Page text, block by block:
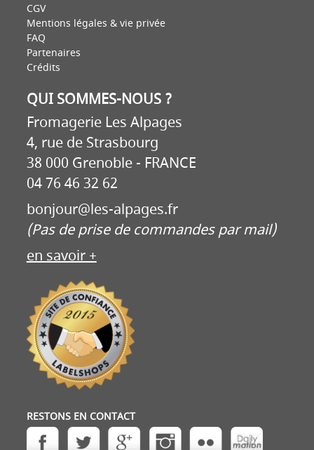
CGV
Mentions légales & vie privée
FAQ
Partenaires
Crédits
QUI SOMMES-NOUS ?
Fromagerie Les Alpages
4, rue de Strasbourg
38 000 Grenoble - FRANCE
04 76 46 32 62
bonjour@les-alpages.fr
(Pas de prise de commandes par mail)
en savoir +
RESTONS EN CONTACT